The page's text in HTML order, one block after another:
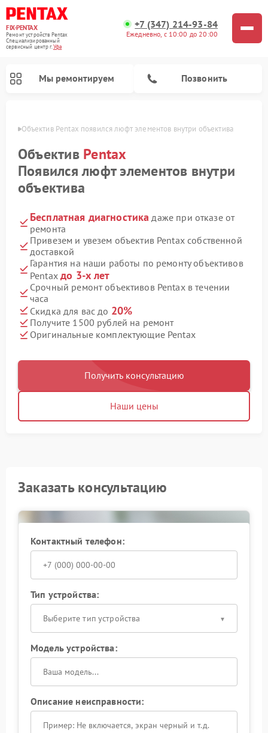
FIX-PENTAX
Ремонт устройств Pentax
Специализированный
cервисный центр г.Уфа
+7 (347) 214-93-84
Ежедневно, с 10:00 до 20:00
Мы ремонтируем Позвонить
Объектив Pentax появился люфт элементов внутри объектива
Объектив Pentax
Появился люфт элементов внутри
объектива
Бесплатная диагностика даже при отказе от
ремонта
Привезем и увезем объектив Pentax собственной
доставкой
Гарантия на наши работы по ремонту объективов
Pentaxдо 3-х лет
Срочный ремонт объективов Pentax в течении
часа
Скидка для вас до 20%
Получите 1500 рублей на ремонт
Оригинальные комплектующие Pentax
Получить консультацию
Наши цены
Заказать консультацию
Контактный телефон:
Тип устройства:
Выберите тип устройства
Модель устройства:
Описание неисправности: